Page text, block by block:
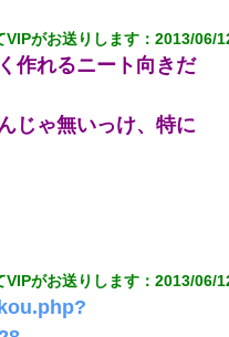
VIPがお送りします ：2013/06/
作れるニート向きだ
じゃ無いっけ、特に
VIPがお送りします ：2013/06/